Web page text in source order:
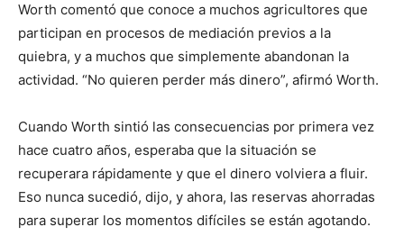
Worth comentó que conoce a muchos agricultores que
participan en procesos de mediación previos a la
quiebra, y a muchos que simplemente abandonan la
actividad. “No quieren perder más dinero”, afirmó Worth.
Cuando Worth sintió las consecuencias por primera vez
hace cuatro años, esperaba que la situación se
recuperara rápidamente y que el dinero volviera a fluir.
Eso nunca sucedió, dijo, y ahora, las reservas ahorradas
para superar los momentos difíciles se están agotando.